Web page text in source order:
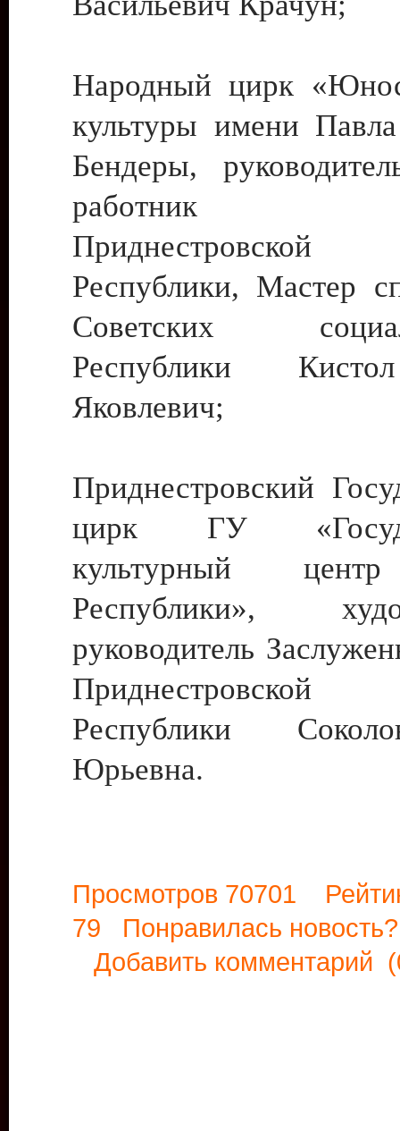
Народный цирк
культуры имени
Бендеры,
работник
Приднестровской
Республики, Мастер
Советских
Республики
Яковлевич;
Приднестровский
цирк ГУ
культурный
Республики»,
руководитель
Приднестровской
Республики
Юрьевна.
Просмотров 70701
79 Понравилась
Добавить комментарий